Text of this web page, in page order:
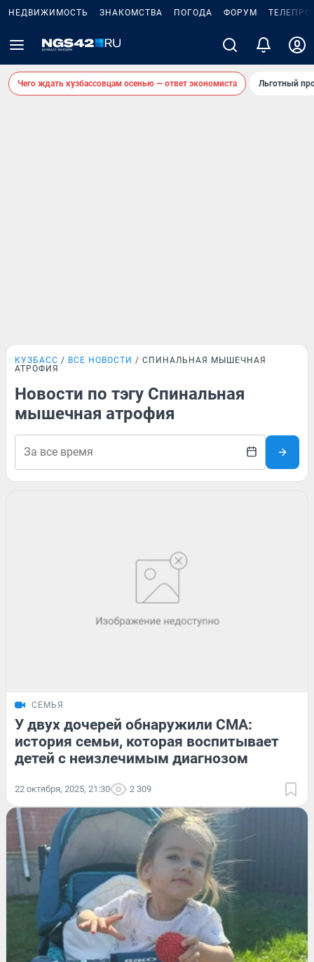
НЕДВИЖИМОСТЬ ЗНАКОМСТВА ПОГОДА ФОРУМ
Чего ждать кузбассовцам осенью — ответ экономиста Льготный
КУЗБАСС ВСЕ НОВОСТИ
СПИНАЛЬНАЯ МЫШЕЧНАЯ
АТРОФИЯ
Новости по тэгу Спинальная
мышечная атрофия
СЕМЬЯ
У двух дочерей обнаружили СМА:
история семьи, которая воспитывает
детей с неизлечимым диагнозом
22 октября, 2025, 21:30 2 309